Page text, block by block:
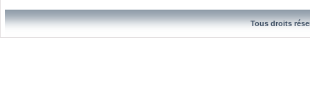
Tous droits